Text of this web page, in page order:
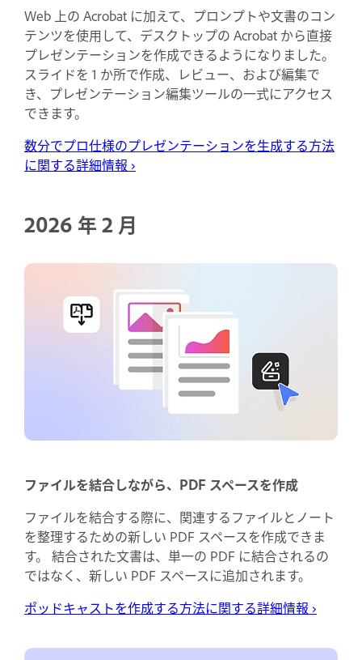
Web 上の Acrobat に加えて、プロンプトや文書のコン
テンツを使用して、デスクトップの Acrobat から直接
プレゼンテーションを作成できるようになりました。
スライドを 1 か所で作成、レビュー、および編集で
き、プレゼンテーション編集ツールの一式にアクセス
できます。
数分でプロ仕様のプレゼンテーションを生成する方法
に関する詳細情報 ›
2026 年 2 月
ファイルを結合しながら、PDF スペースを作成
ファイルを結合する際に、関連するファイルとノート
を整理するための新しい PDF スペースを作成できま
す。 結合された文書は、単一の PDF に結合されるの
ではなく、新しい PDF スペースに追加されます。
ポッドキャストを作成する方法に関する詳細情報 ›